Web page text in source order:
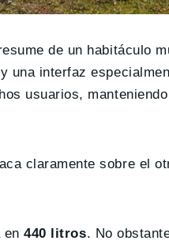
de un habitáculo
una interfaz
usuarios,
claramente sobre el
en440 litros. No